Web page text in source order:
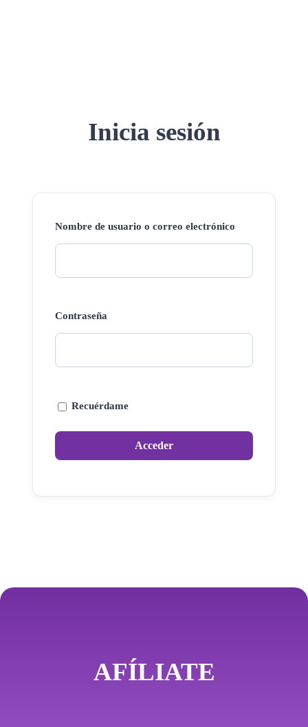
Inicia sesión
Nombre de usuario o correo electrónico
Contraseña
Recuérdame
AFÍLIATE